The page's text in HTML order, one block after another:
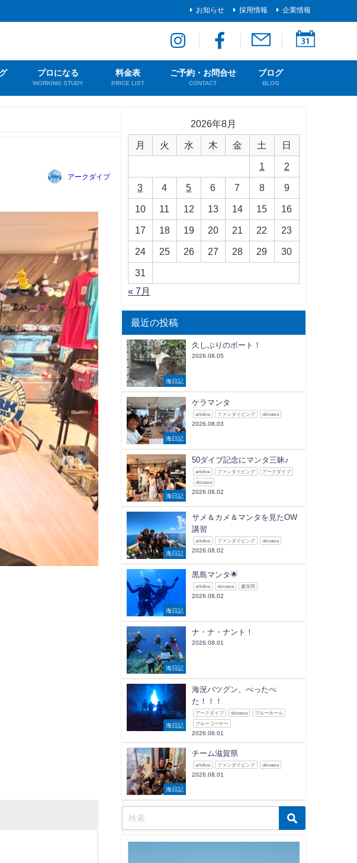
お知らせ 採用情報 企業情報
プロになる
WORKING STUDY
料金表
PRICE LIST
ご予約・お問合せ
CONTACT
ブログ
BLOG
アークダイブ
2026年8月
月 火 水 木 金 土 日
1 2
3 4 5 6 7 8 9
10 11 12 13 14 15 16
17 18 19 20 21 22 23
24 25 26 27 28 29 30
31
« 7月
最近の投稿
海日記
久しぶりのボート！
2026.08.05
海日記
ケラマンタ
arkdive ファンダイビング okinawa
2026.08.03
海日記
50ダイブ記念にマンタ三昧♪
arkdive ファンダイビング アークダイブ
okinawa
2026.08.02
海日記
サメ＆カメ＆マンタを見たOW
講習
arkdive ファンダイビング okinawa
2026.08.02
海日記
黒島マンタ🌟
arkdive okinawa 慶良間
2026.08.02
海日記
ナ・ナ・ナント！
2026.08.01
海日記
海況バツグン、べったべ
た！！！
アークダイブ okinawa ブルーホール
ブルーコーナー
2026.08.01
海日記
チーム滋賀県
arkdive ファンダイビング okinawa
2026.08.01